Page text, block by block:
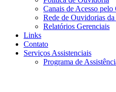
Canais de Acesso pelo
Rede de Ouvidorias da
Relatórios Gerenciais
Links
Contato
Serviços Assistenciais
Programa de